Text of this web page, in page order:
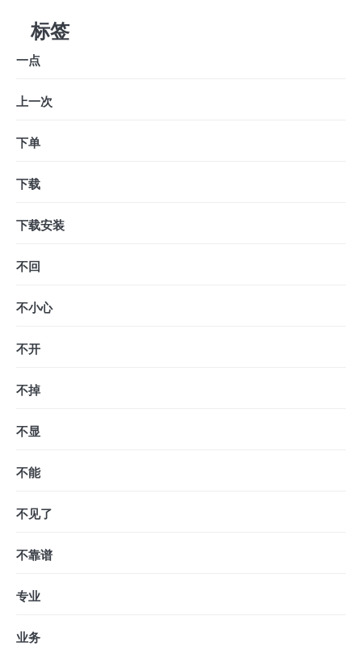
标签
一点
上一次
下单
下载
下载安装
不回
不小心
不开
不掉
不显
不能
不见了
不靠谱
专业
业务